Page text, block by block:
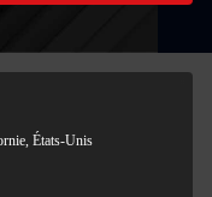
États-Unis